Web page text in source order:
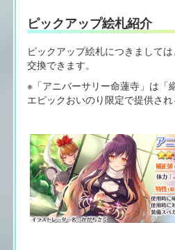
ピックアップ絵札紹介
ピックアップ絵札につきまして
交換できます。
※「アニバーサリー命蓮寺」は「
エピックおいのり限定で提供され